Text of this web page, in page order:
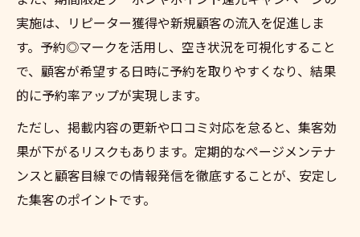
実施は、リピーター獲得や新規顧客の流入を促進しま
す。予約◎マークを活用し、空き状況を可視化すること
で、顧客が希望する日時に予約を取りやすくなり、結果
的に予約率アップが実現します。
ただし、掲載内容の更新や口コミ対応を怠ると、集客効
果が下がるリスクもあります。定期的なページメンテナ
ンスと顧客目線での情報発信を徹底することが、安定し
た集客のポイントです。